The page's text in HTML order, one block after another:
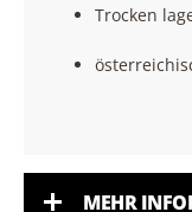
Trocken
MEHR